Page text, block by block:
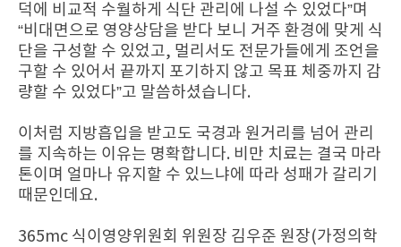
덕에 비교적 수월하게 식단 관리에 나설 수 있었다”며
“비대면으로 영양상담을 받다 보니 거주 환경에 맞게 식
단을 구성할 수 있었고, 멀리서도 전문가들에게 조언을
구할 수 있어서 끝까지 포기하지 않고 목표 체중까지 감
량할 수 있었다”고 말씀하셨습니다.
이처럼 지방흡입을 받고도 국경과 원거리를 넘어 관리
를 지속하는 이유는 명확합니다. 비만 치료는 결국 마라
톤이며 얼마나 유지할 수 있느냐에 따라 성패가 갈리기
때문인데요.
365mc 식이영양위원회 위원장 김우준 원장(가정의학